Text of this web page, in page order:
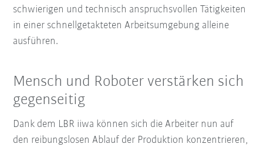
schwierigen und technisch anspruchsvollen Tätigkeiten
in einer schnellgetakteten Arbeitsumgebung alleine
ausführen.
Mensch und Roboter verstärken sich
gegenseitig
Dank dem LBR iiwa können sich die Arbeiter nun auf
den reibungslosen Ablauf der Produktion konzentrieren,